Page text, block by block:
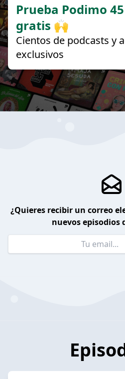
Prueba Podimo
gratis 🙌
Cientos de podcasts y
exclusivos
¿Quieres recibir un correo
nuevos episodios